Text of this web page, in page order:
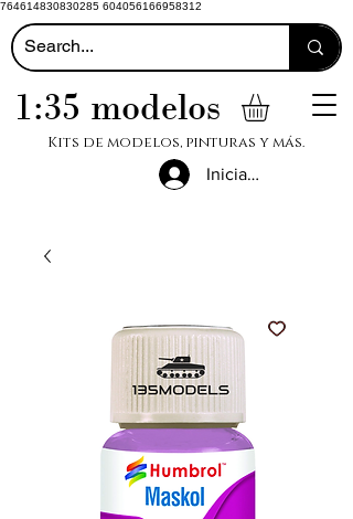
764614830830285 604056166958312
1:35 modelos
Kits de modelos, pinturas y más.
Iniciar sesión